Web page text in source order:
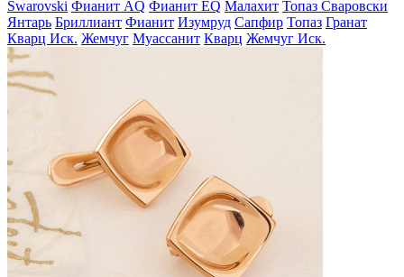
Swarovski Фианит AQ Фианит EQ Малахит Топаз Сваровски
Янтарь Бриллиант Фианит Изумруд Сапфир Топаз Гранат
Кварц Иск. Жемчуг Муассанит Кварц Жемчуг Иск.